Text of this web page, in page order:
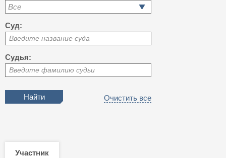
Все
Суд:
Введите название суда
Судья:
Введите фамилию судьи
Очистить все
Участник